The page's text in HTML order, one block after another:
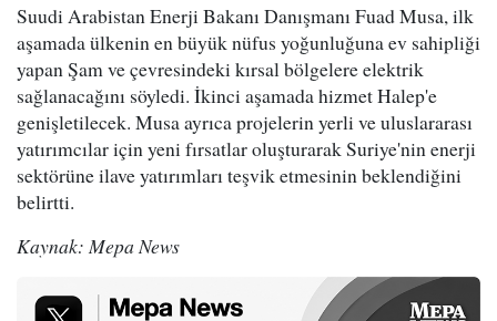
Suudi Arabistan Enerji Bakanı Danışmanı Fuad Musa, ilk
aşamada ülkenin en büyük nüfus yoğunluğuna ev sahipliği
yapan Şam ve çevresindeki kırsal bölgelere elektrik
sağlanacağını söyledi. İkinci aşamada hizmet Halep'e
genişletilecek. Musa ayrıca projelerin yerli ve uluslararası
yatırımcılar için yeni fırsatlar oluşturarak Suriye'nin enerji
sektörüne ilave yatırımları teşvik etmesinin beklendiğini
belirtti.
Kaynak: Mepa News